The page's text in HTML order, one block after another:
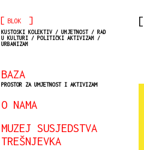
[ BLOK ]
KUSTOSKI KOLEKTIV / UMJETNOST / RAD
U KULTURI / POLITIČKI AKTIVIZAM /
URBANIZAM
BAZA
PROSTOR ZA UMJETNOST I AKTIVIZAM
O NAMA
MUZEJ SUSJEDSTVA
TREŠNJEVKA